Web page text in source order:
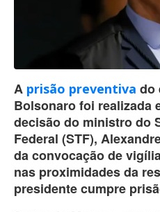
A prisão preventiva do
Bolsonaro foi realizada
decisão do ministro do
Federal (STF),
da convocação de
nas proximidades da
presidente cumpre